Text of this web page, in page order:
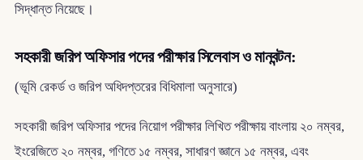
সিদ্ধান্ত নিয়েছে।
সহকারী জরিপ অফিসার পদের পরীক্ষার সিলেবাস ও মানবন্টন:
(ভূমি রেকর্ড ও জরিপ অধিদপ্তরের বিধিমালা অনুসারে)
সহকারী জরিপ অফিসার পদের নিয়োগ পরীক্ষার লিখিত পরীক্ষায় বাংলায় ২০ নম্বর,
ইংরেজিতে ২০ নম্বর, গণিতে ১৫ নম্বর, সাধারণ জ্ঞানে ১৫ নম্বর, এবং